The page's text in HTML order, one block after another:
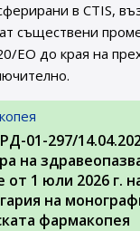
в CTIS,
съществени
ЕО до края на
01-297/
на
от 1 юли 2026 г.
на
фармакопея